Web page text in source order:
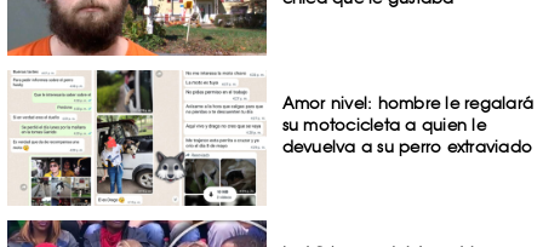
Amor nivel: hombre le regalará
su motocicleta a quien le
devuelva a su perro extraviado